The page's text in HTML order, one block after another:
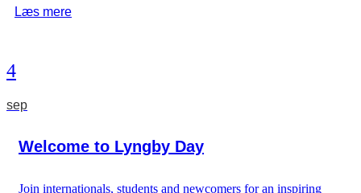
Læs mere
4
sep
Welcome to Lyngby Day
Join internationals, students and newcomers for an inspiring